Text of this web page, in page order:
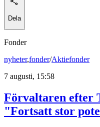
Dela
Fonder
nyheter,fonder/Aktiefonder
7 augusti, 15:58
Förvaltaren efter
"Fortsatt stor